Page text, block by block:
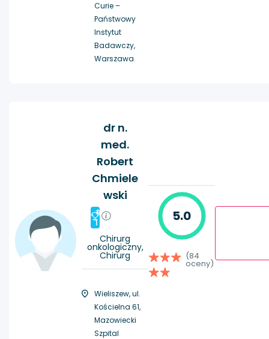
Curie –
Państwowy
Instytut
Badawczy,
Warszawa
dr n.
med.
Robert
Chmiele
wski
#
1
Chirurg
onkologiczny,
Chirurg
Wieliszew, ul.
Kościelna 61,
Mazowiecki
Szpital
5.0
(84
oceny)